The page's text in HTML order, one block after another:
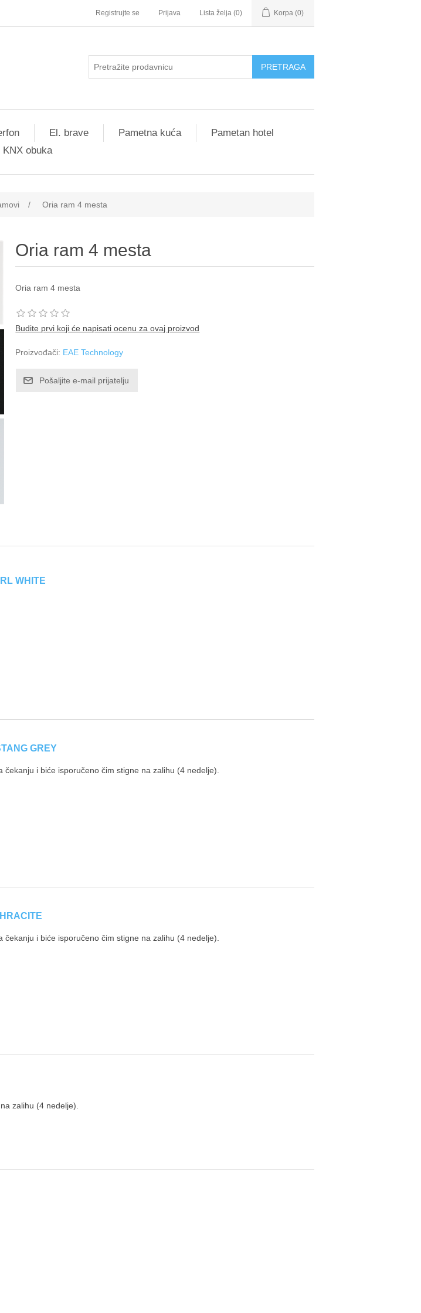
Registrujte se Prijava Lista želja (0) Korpa (0)
El. brave Pametna kuća
Pametan hotel
KNX obuka
/ Oria ram 4 mesta
Oria ram 4 mesta
Oria ram 4 mesta
Budite prvi koji će napisati ocenu za ovaj proizvod
Proizvođači: EAE Technology
WHITE
GREY
čekanju i biće isporučeno čim stigne na zalihu (4 nedelje).
čekanju i biće isporučeno čim stigne na zalihu (4 nedelje).
zalihu (4 nedelje).